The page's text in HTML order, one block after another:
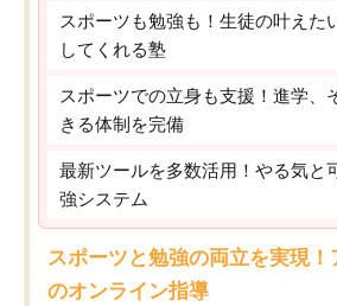
スポーツも勉強も！生徒の叶えた
してくれる塾
スポーツでの立身も支援！進学、
きる体制を完備
最新ツールを多数活用！やる気と
強システム
スポーツと勉強の両立を実現！
のオンライン指導